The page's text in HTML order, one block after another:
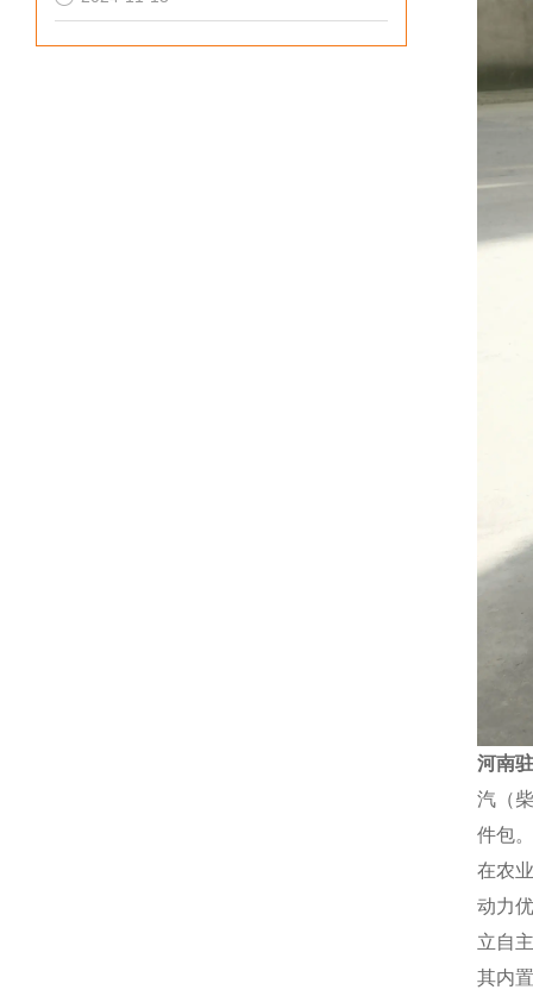
河南
汽（
件包。
在农
动力
立自
其内